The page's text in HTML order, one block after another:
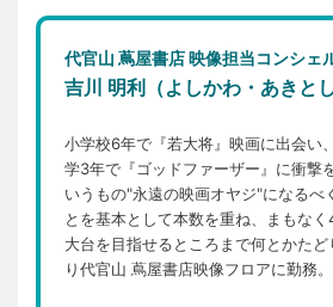
代官山 蔦屋書店 映像担当コンシェ
吉川 明利（よしかわ・あきとし
小学校6年で『若大将』映画に出会い
学3年で『ゴッドファーザー』に衝撃
いうもの"永遠の映画オヤジ"になるべ
とを基本として本数を重ね、まもな
大台を目指せるところまで何とかたど
り代官山 蔦屋書店映像フロアに勤務。